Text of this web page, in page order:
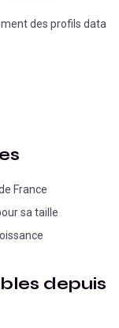
des profils data
France
sa taille
depuis